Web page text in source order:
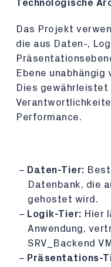
Technologische
Das Projekt
die aus Daten-,
Ebene
Dies gewährleistet
Performance.
Daten-Tier:
Datenbank, die
gehostet wird.
Logik-Tier: Hier
Anwendung,
SRV_Backend
Präsentations-